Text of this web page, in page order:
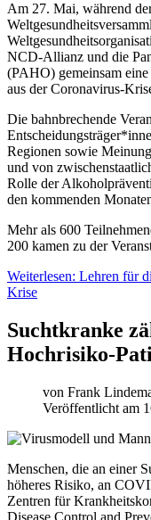
Am 27. Mai, während
NCD-Allianz und die
(PAHO) gemeinsam
aus der Coronavirus-
Die bahnbrechende
Regionen sowie
und von
Rolle der
den kommenden
Mehr als 600
200 kamen zu der
Weiterlesen: Lehren für
Krise
Suchtkranke
Hochrisiko-
von Frank
Veröffentlicht am
Menschen, die an einer
höheres Risiko, an
Zentren für